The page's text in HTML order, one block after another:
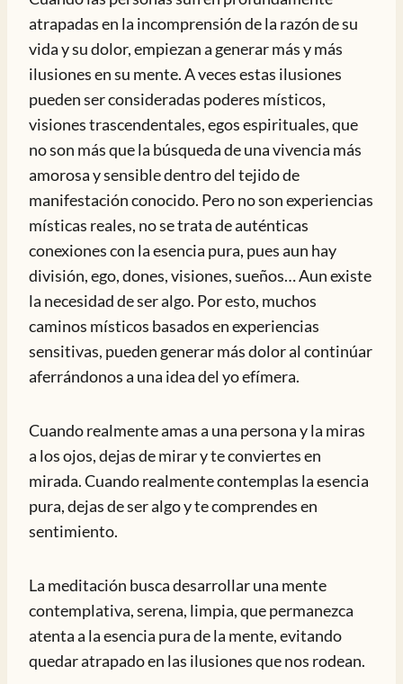
atrapadas en la incomprensión de la razón de su
vida y su dolor, empiezan a generar más y más
ilusiones en su mente. A veces estas ilusiones
pueden ser consideradas poderes místicos,
visiones trascendentales, egos espirituales, que
no son más que la búsqueda de una vivencia más
amorosa y sensible dentro del tejido de
manifestación conocido. Pero no son experiencias
místicas reales, no se trata de auténticas
conexiones con la esencia pura, pues aun hay
división, ego, dones, visiones, sueños… Aun existe
la necesidad de ser algo. Por esto, muchos
caminos místicos basados en experiencias
sensitivas, pueden generar más dolor al continúar
aferrándonos a una idea del yo efímera.
Cuando realmente amas a una persona y la miras
a los ojos, dejas de mirar y te conviertes en
mirada. Cuando realmente contemplas la esencia
pura, dejas de ser algo y te comprendes en
sentimiento.
La meditación busca desarrollar una mente
contemplativa, serena, limpia, que permanezca
atenta a la esencia pura de la mente, evitando
quedar atrapado en las ilusiones que nos rodean.